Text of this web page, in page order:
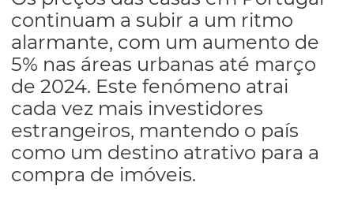
continuam a subir a um ritmo
alarmante, com um aumento de
5% nas áreas urbanas até março
de 2024. Este fenómeno atrai
cada vez mais investidores
estrangeiros, mantendo o país
como um destino atrativo para a
compra de imóveis.